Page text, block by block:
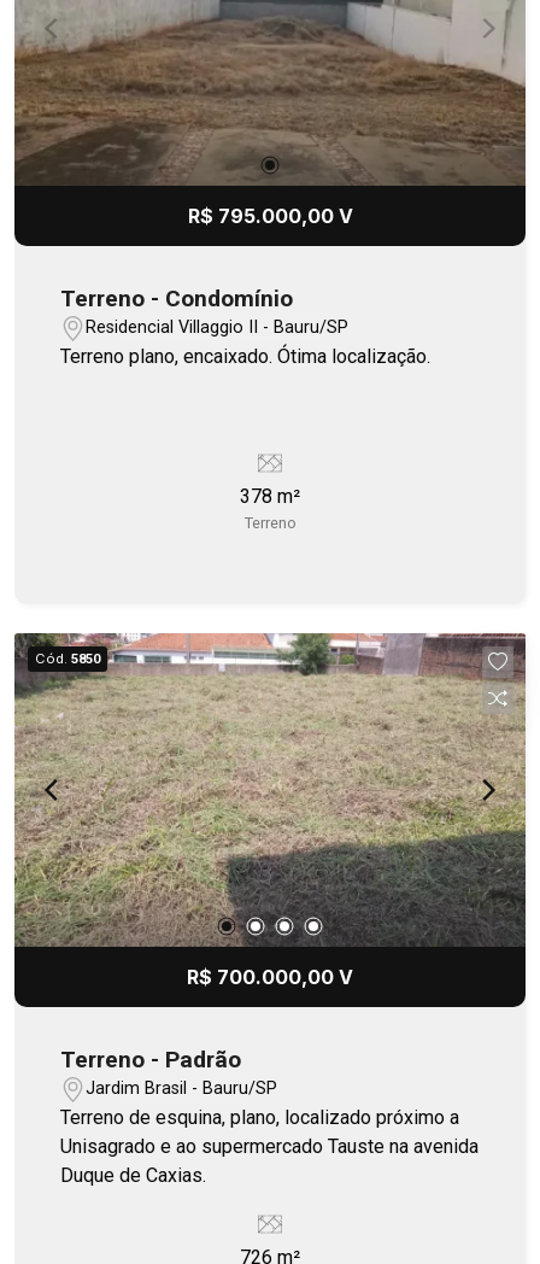
R$ 795.000,00 V
Terreno - Condomínio
Residencial Villaggio II - Bauru/SP
Terreno plano, encaixado. Ótima localização.
378 m²
Terreno
Cód. 5850
R$ 700.000,00 V
Terreno - Padrão
Jardim Brasil - Bauru/SP
Terreno de esquina, plano, localizado próximo a
Unisagrado e ao supermercado Tauste na avenida
Duque de Caxias.
726 m²